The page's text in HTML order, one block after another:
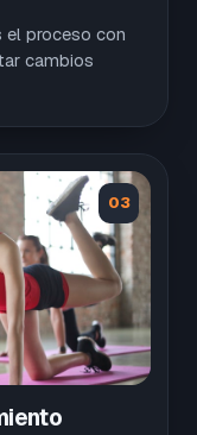
el proceso con
cambios
03